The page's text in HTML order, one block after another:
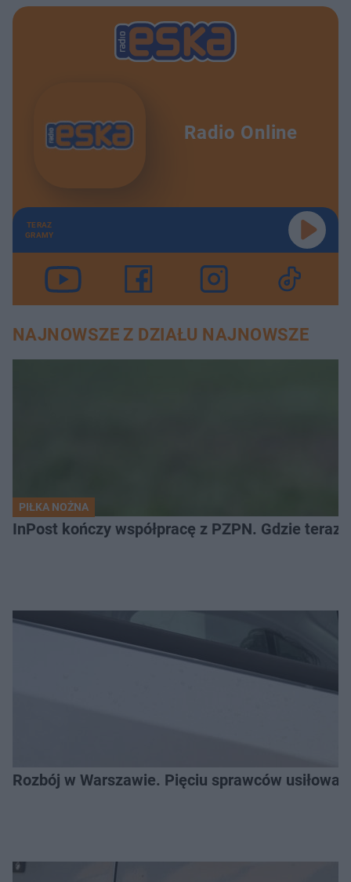
Radio Online
TERAZ
GRAMY
NAJNOWSZE Z DZIAŁU NAJNOWSZE
PIŁKA NOŻNA
InPost kończy współpracę z PZPN. Gdzie teraz
Rozbój w Warszawie. Pięciu sprawców